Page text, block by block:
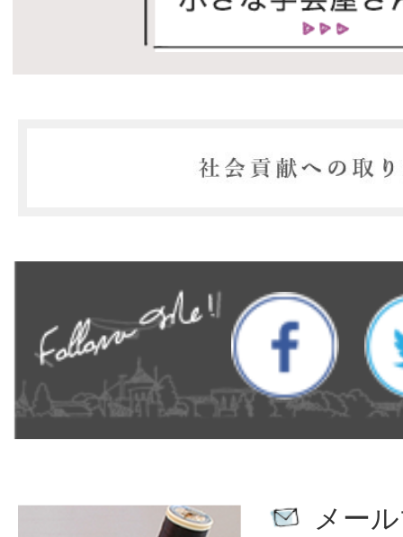
メー